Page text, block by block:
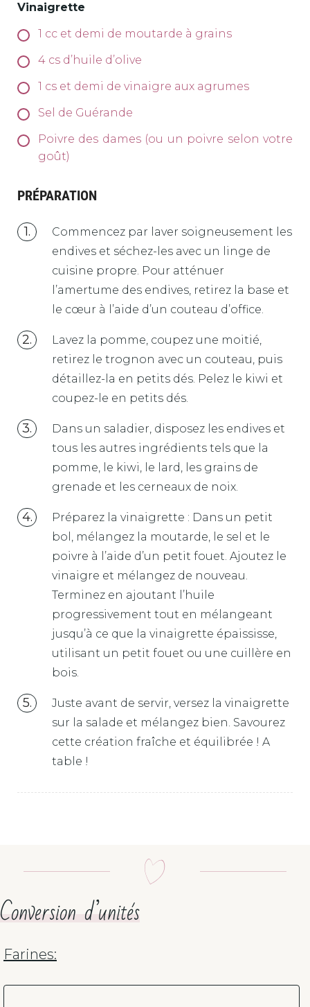
Vinaigrette
1 cc et demi de moutarde à grains
4 cs d’huile d’olive
1 cs et demi de vinaigre aux agrumes
Sel de Guérande
Poivre des dames (ou un poivre selon votre
goût)
PRÉPARATION
Commencez par laver soigneusement les
endives et séchez-les avec un linge de
cuisine propre. Pour atténuer
l’amertume des endives, retirez la base et
le cœur à l’aide d’un couteau d’office.
Lavez la pomme, coupez une moitié,
retirez le trognon avec un couteau, puis
détaillez-la en petits dés. Pelez le kiwi et
coupez-le en petits dés.
Dans un saladier, disposez les endives et
tous les autres ingrédients tels que la
pomme, le kiwi, le lard, les grains de
grenade et les cerneaux de noix.
Préparez la vinaigrette : Dans un petit
bol, mélangez la moutarde, le sel et le
poivre à l’aide d’un petit fouet. Ajoutez le
vinaigre et mélangez de nouveau.
Terminez en ajoutant l’huile
progressivement tout en mélangeant
jusqu’à ce que la vinaigrette épaississe,
utilisant un petit fouet ou une cuillère en
bois.
Juste avant de servir, versez la vinaigrette
sur la salade et mélangez bien. Savourez
cette création fraîche et équilibrée ! A
table !
Conversion d’unités
Farines: